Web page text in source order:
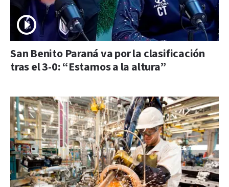
San Benito Paraná va por la clasificación
tras el 3-0: “Estamos a la altura”